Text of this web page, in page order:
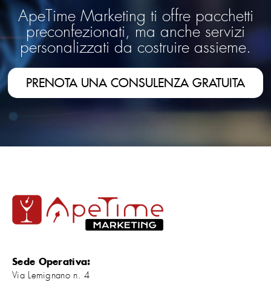
ApeTime Marketing ti offre pacchetti
preconfezionati, ma anche servizi
personalizzati da costruire assieme.
PRENOTA UNA CONSULENZA GRATUITA
Sede Operativa:
Via Lemignano n. 4